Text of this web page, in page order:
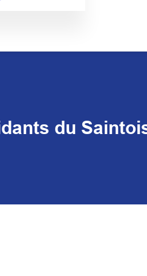
du